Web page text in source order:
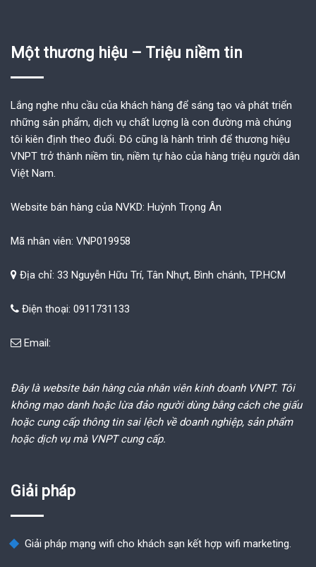
Một thương hiệu – Triệu niềm tin
Lắng nghe nhu cầu của khách hàng để sáng tạo và phát triển
những sản phẩm, dịch vụ chất lượng là con đường mà chúng
tôi kiên định theo đuổi. Đó cũng là hành trình để thương hiệu
VNPT trở thành niềm tin, niềm tự hào của hàng triệu người dân
Việt Nam.
Website bán hàng của NVKD: Huỳnh Trọng Ân
Mã nhân viên: VNP019958
Địa chỉ: 33 Nguyễn Hữu Trí, Tân Nhựt, Bình chánh, TP.HCM
Điện thoại: 0911731133
Email:
Đây là website bán hàng của nhân viên kinh doanh VNPT. Tôi
không mạo danh hoặc lừa đảo người dùng bằng cách che giấu
hoặc cung cấp thông tin sai lệch về doanh nghiệp, sản phẩm
hoặc dịch vụ mà VNPT cung cấp.
Giải pháp
Giải pháp mạng wifi cho khách sạn kết hợp wifi marketing.